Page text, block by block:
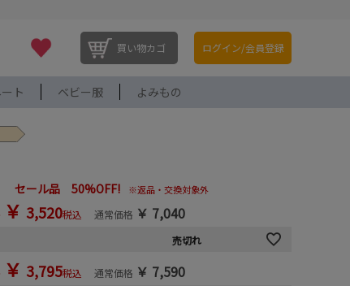
買い物カゴ ログイン/会員登録
ト ベビー服 よみもの
セール品 50%OFF! ※返品・交換対象外
￥ 3,520税込 通常価格 ￥ 7,040
売切れ
￥ 3,795税込 通常価格 ￥ 7,590